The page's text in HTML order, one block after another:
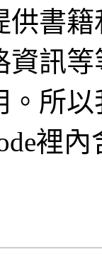
供書
資訊
。所
裡